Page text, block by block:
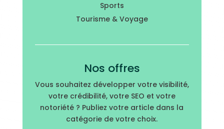
Sports
Tourisme & Voyage
Nos offres
Vous souhaitez développer votre visibilité,
votre crédibilité, votre SEO et votre
notoriété ? Publiez votre article dans la
catégorie de votre choix.